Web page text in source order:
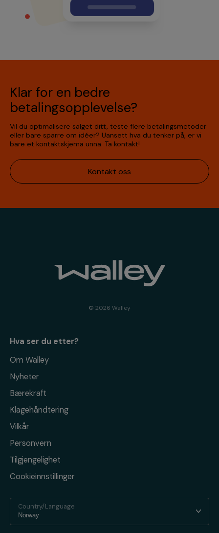
Klar for en bedre
betalingsopplevelse?
Vil du optimalisere salget ditt, teste flere betalingsmetoder
eller bare sparre om idéer? Uansett hva du tenker på, er vi
bare et kontaktskjema unna. Ta kontakt!
Kontakt oss
© 2026 Walley
Hva ser du etter?
Om Walley
Nyheter
Bærekraft
Klagehåndtering
Vilkår
Personvern
Tilgjengelighet
Cookieinnstillinger
Country/Language